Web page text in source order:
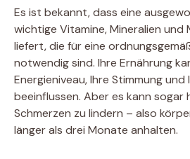
Es ist bekannt, dass eine
wichtige Vitamine, Mineralien
liefert, die für eine
notwendig sind. Ihre Ernährung
Energieniveau, Ihre Stimmung und
beeinflussen. Aber es kann sogar
Schmerzen zu lindern – also
länger als drei Monate anhalten.